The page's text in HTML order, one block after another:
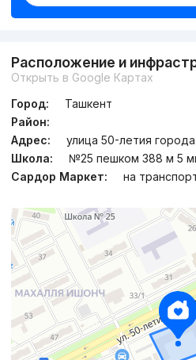
Расположение и
Открыть в Google Картах
Город:
Ташкент
Район:
Адрес:
улица 50-летия
Школа:
№25 пешком 388 м 5
Сардор Маркет:
на